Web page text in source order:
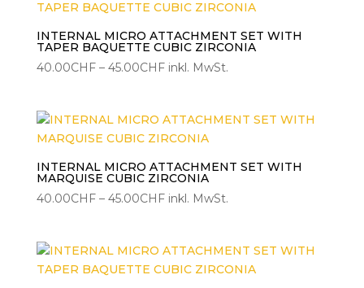
INTERNAL MICRO ATTACHMENT SET WITH
TAPER BAQUETTE CUBIC ZIRCONIA
40.00CHF – 45.00CHFPreisspanne:
45.00CHF
inkl. MwSt.
INTERNAL MICRO ATTACHMENT SET WITH
MARQUISE CUBIC ZIRCONIA
40.00CHF – 45.00CHFPreisspanne:
45.00CHF
inkl. MwSt.